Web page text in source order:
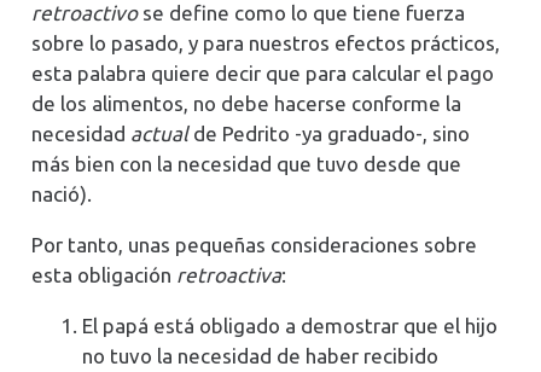
retroactivo se define como lo que tiene fuerza
sobre lo pasado, y para nuestros efectos prácticos,
esta palabra quiere decir que para calcular el pago
de los alimentos, no debe hacerse conforme la
necesidad actualde Pedrito -ya graduado-, sino
más bien con la necesidad que tuvo desde que
nació).
Por tanto, unas pequeñas consideraciones sobre
esta obligación retroactiva:
El papá está obligado a demostrar que el hijo
no tuvo la necesidad de haber recibido